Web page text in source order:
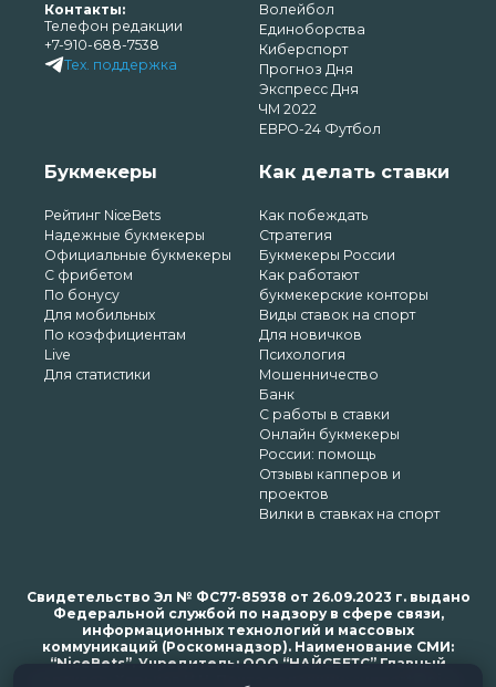
Контакты:
Телефон редакции
+7-910-688-7538
Тех. поддержка
Волейбол
Единоборства
Киберспорт
Прогноз Дня
Экспресс Дня
ЧМ 2022
ЕВРО-24 Футбол
Букмекеры
Рейтинг NiceBets
Надежные букмекеры
Официальные букмекеры
С фрибетом
По бонусу
Для мобильных
По коэффициентам
Live
Для статистики
Как делать ставки
Как побеждать
Стратегия
Букмекеры России
Как работают
букмекерские конторы
Виды ставок на спорт
Для новичков
Психология
Мошенничество
Банк
С работы в ставки
Онлайн букмекеры
России: помощь
Отзывы капперов и
проектов
Вилки в ставках на спорт
Свидетельство Эл № ФС77-85938 от 26.09.2023 г. выдано
Федеральной службой по надзору в сфере связи,
информационных технологий и массовых
коммуникаций (Роскомнадзор). Наименование СМИ:
“NiceBets”. Учредитель: ООО “НАЙСБЕТС” Главный